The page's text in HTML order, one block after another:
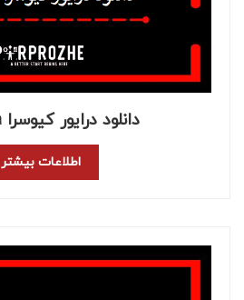
دانلود درایور کیوسرا Kyocera
اطلاعات بیشتر